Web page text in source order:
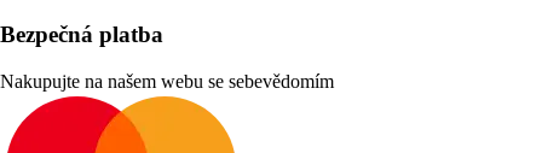
Bezpečná platba
Nakupujte na našem webu se sebevědomím